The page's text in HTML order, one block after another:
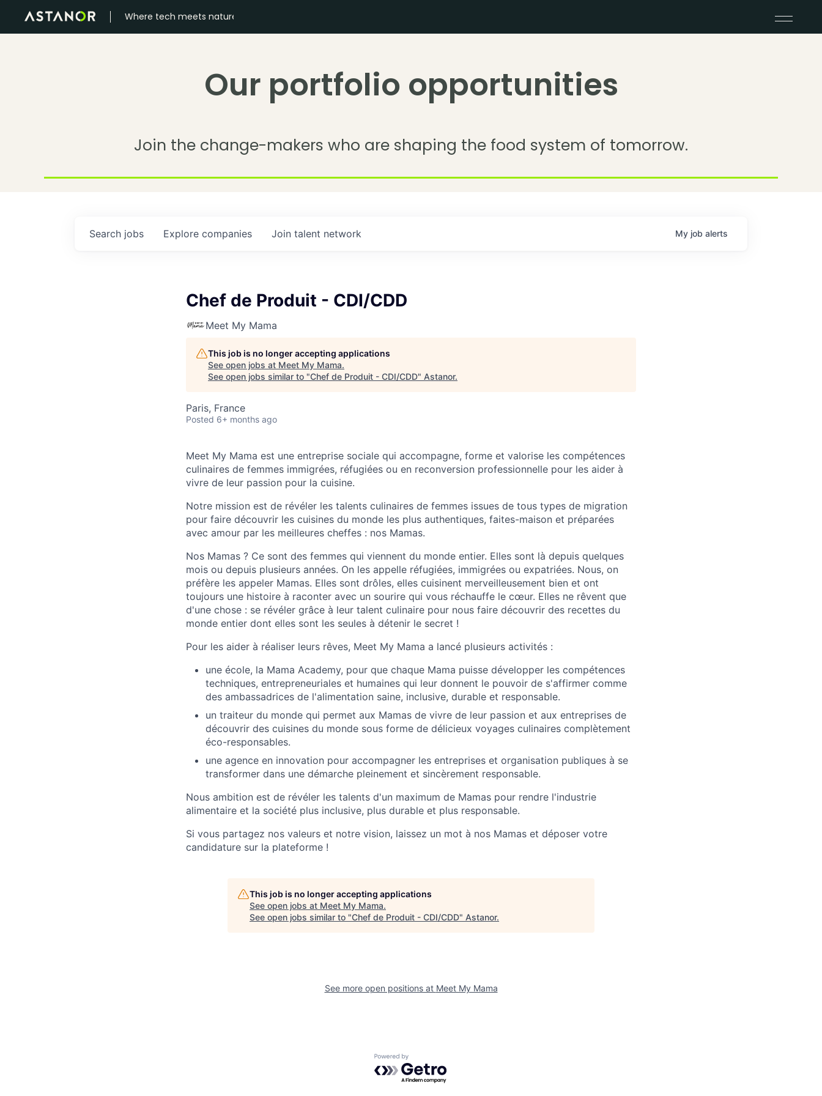
Where tech meets nature
Our portfolio opportunities
Join the change-makers who are shaping the food system of tomorrow.
Search jobs Explore companies Join talent network My job alerts
Chef de Produit - CDI/CDD
Meet My Mama
This job is no longer accepting applications
See open jobs at Meet My Mama.
See open jobs similar to "Chef de Produit - CDI/CDD" Astanor.
Paris, France
Posted 6+ months ago
Meet My Mama est une entreprise sociale qui accompagne, forme et valorise les compétences
culinaires de femmes immigrées, réfugiées ou en reconversion professionnelle pour les aider à
vivre de leur passion pour la cuisine.
Notre mission est de révéler les talents culinaires de femmes issues de tous types de migration
pour faire découvrir les cuisines du monde les plus authentiques, faites-maison et préparées
avec amour par les meilleures cheffes : nos Mamas.
Nos Mamas ? Ce sont des femmes qui viennent du monde entier. Elles sont là depuis quelques
mois ou depuis plusieurs années. On les appelle réfugiées, immigrées ou expatriées. Nous, on
préfère les appeler Mamas. Elles sont drôles, elles cuisinent merveilleusement bien et ont
toujours une histoire à raconter avec un sourire qui vous réchauffe le cœur. Elles ne rêvent que
d'une chose : se révéler grâce à leur talent culinaire pour nous faire découvrir des recettes du
monde entier dont elles sont les seules à détenir le secret !
Pour les aider à réaliser leurs rêves, Meet My Mama a lancé plusieurs activités :
une école, la Mama Academy, pour que chaque Mama puisse développer les compétences
techniques, entrepreneuriales et humaines qui leur donnent le pouvoir de s'affirmer comme
des ambassadrices de l'alimentation saine, inclusive, durable et responsable.
un traiteur du monde qui permet aux Mamas de vivre de leur passion et aux entreprises de
découvrir des cuisines du monde sous forme de délicieux voyages culinaires complètement
éco-responsables.
une agence en innovation pour accompagner les entreprises et organisation publiques à se
transformer dans une démarche pleinement et sincèrement responsable.
Nous ambition est de révéler les talents d'un maximum de Mamas pour rendre l'industrie
alimentaire et la société plus inclusive, plus durable et plus responsable.
Si vous partagez nos valeurs et notre vision, laissez un mot à nos Mamas et déposer votre
candidature sur la plateforme !
This job is no longer accepting applications
See open jobs at Meet My Mama.
See open jobs similar to "Chef de Produit - CDI/CDD" Astanor.
See more open positions at Meet My Mama
Powered by Getro.com